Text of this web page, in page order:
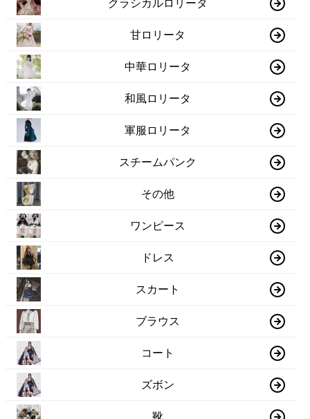
クラシカルロリータ
甘ロリータ
中華ロリータ
和風ロリータ
軍服ロリータ
スチームパンク
その他
ワンピース
ドレス
スカート
ブラウス
コート
ズボン
靴